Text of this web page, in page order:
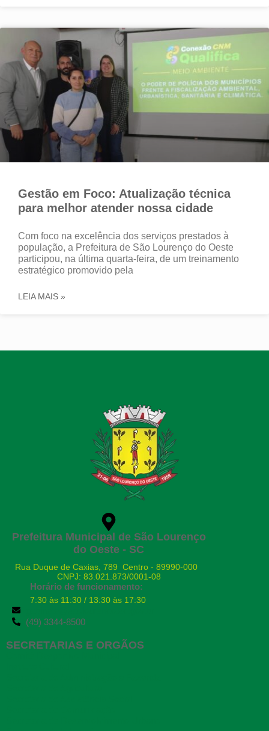
Gestão em Foco: Atualização técnica
para melhor atender nossa cidade
Com foco na excelência dos serviços prestados à
população, a Prefeitura de São Lourenço do Oeste
participou, na última quarta-feira, de um treinamento
estratégico promovido pela
LEIA MAIS »
Prefeitura Municipal de São Lourenço
do Oeste - SC
Rua Duque de Caxias, 789 Centro - 89990-000
CNPJ: 83.021.873/0001-08
Horário de funcionamento:
7:30 às 11:30 / 13:30 às 17:30
(49) 3344-8500
SECRETARIAS E ORGÃOS